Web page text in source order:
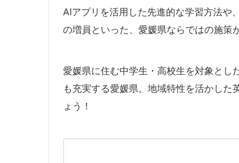
AIアプリを活用した先進的な学習方法や
の増員といった、愛媛県ならではの施策
愛媛県に住む中学生・高校生を対象とし
も充実する愛媛県。地域特性を活かし
ょう！